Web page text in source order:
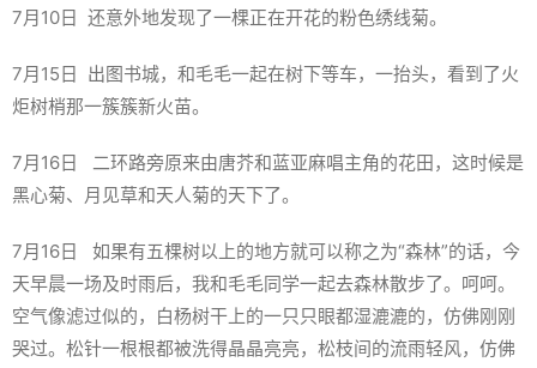
7月10日 还意外地发现了一棵正在开花的粉色绣线菊。
7月15日 出图书城，和毛毛一起在树下等车，一抬头，看到了火
炬树梢那一簇簇新火苗。
7月16日 二环路旁原来由唐芥和蓝亚麻唱主角的花田，这时候是
黑心菊、月见草和天人菊的天下了。
7月16日 如果有五棵树以上的地方就可以称之为“森林”的话，今
天早晨一场及时雨后，我和毛毛同学一起去森林散步了。呵呵。
空气像滤过似的，白杨树干上的一只只眼都湿漉漉的，仿佛刚刚
哭过。松针一根根都被洗得晶晶亮亮，松枝间的流雨轻风，仿佛